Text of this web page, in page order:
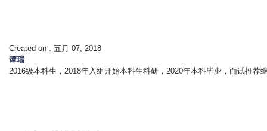
Created on : 五月 07, 2018
谭瑞
2016级本科生，2018年入组开始本科生科研，2020年本科毕业，面试推